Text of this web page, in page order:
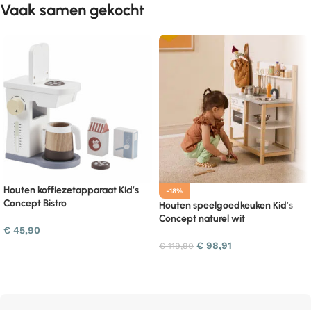
Vaak samen gekocht
Houten koffiezetapparaat Kid’s
Concept Bistro
€ 45,90
-18%
Houten speelgoedkeuken Kid’s
Concept naturel wit
€119,90 € 98,91